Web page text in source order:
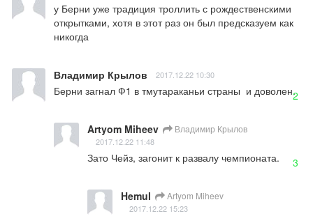
у Берни уже традиция троллить с рождественскими
открытками, хотя в этот раз он был предсказуем как
никогда
Владимир Крылов 2017.12.22 10:30
Берни загнал Ф1 в тмутараканьи страны  и доволен.2
Artyom Miheev Владимир Крылов
2017.12.22 11:48
Зато Чейз, загонит к развалу чемпионата. 3
Hemul Artyom Miheev
2017.12.22 15:23